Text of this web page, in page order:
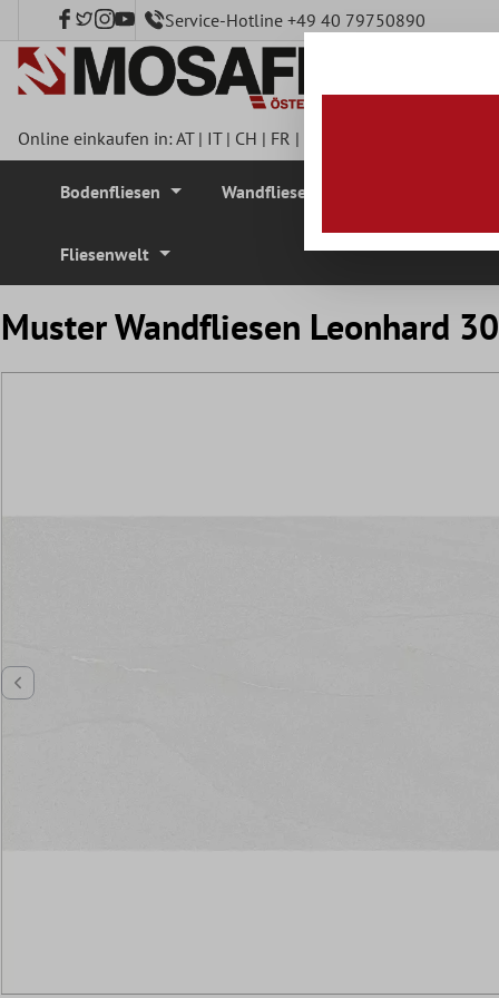
springen Service-Hotline +49 40 79750890
Online einkaufen in:AT| IT| CH | FR |
Bodenfliesen Wandfliesen
Fliesenwelt
Muster Wandfliesen Leonhard